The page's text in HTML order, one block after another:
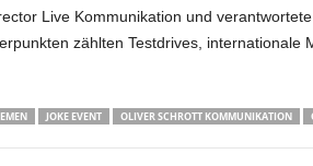
Live Kommunikation und
zählten Testdrives, internationale
JOKE EVENT OLIVER SCHROTT KOMMUNIKATION